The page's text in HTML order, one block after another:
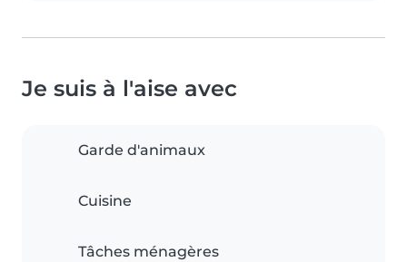
Je suis à l'aise avec
Garde d'animaux
Cuisine
Tâches ménagères